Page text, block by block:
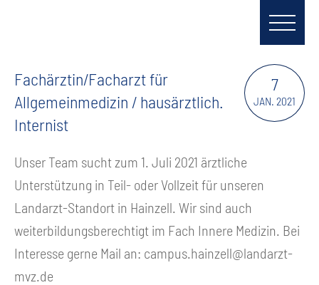
7
JAN. 2021
Fachärztin/Facharzt für
Allgemeinmedizin / hausärztlich.
Internist
Unser Team sucht zum 1. Juli 2021 ärztliche
Unterstützung in Teil- oder Vollzeit für unseren
Landarzt-Standort in Hainzell. Wir sind auch
weiterbildungsberechtigt im Fach Innere Medizin. Bei
Interesse gerne Mail an: campus.hainzell@landarzt-
mvz.de